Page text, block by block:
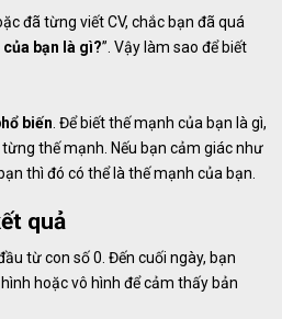
đã từng viết CV, chắc bạn đã quá
bạn là gì?”. Vậy làm sao để biết
biến . Để biết thế mạnh của bạn là gì,
thế mạnh. Nếu bạn cảm giác như
thì đó có thể là thế mạnh của bạn.
quả
từ con số 0. Đến cuối ngày, bạn
hoặc vô hình để cảm thấy bản